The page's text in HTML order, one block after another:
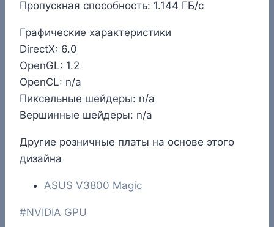
Пропускная способность: 1.144 ГБ/с
Графические характеристики
DirectX: 6.0
OpenGL: 1.2
OpenCL: n/a
Пиксельные шейдеры: n/a
Вершинные шейдеры: n/a
Другие розничные платы на основе этого
дизайна
ASUS V3800 Magic
Метки
#NVIDIA GPU